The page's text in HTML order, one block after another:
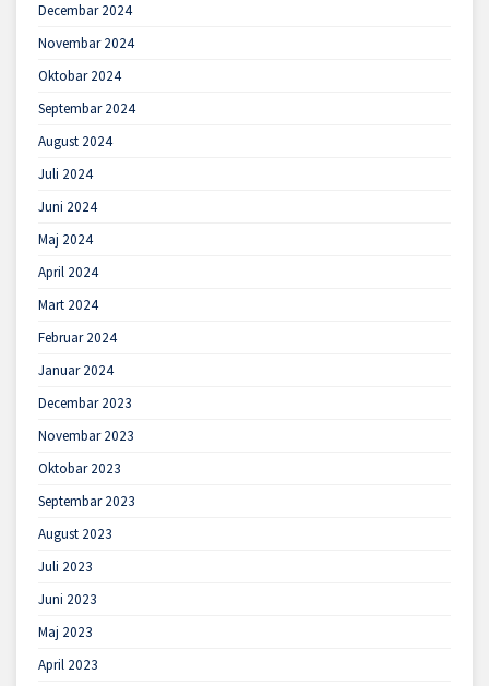
Decembar 2024
Novembar 2024
Oktobar 2024
Septembar 2024
August 2024
Juli 2024
Juni 2024
Maj 2024
April 2024
Mart 2024
Februar 2024
Januar 2024
Decembar 2023
Novembar 2023
Oktobar 2023
Septembar 2023
August 2023
Juli 2023
Juni 2023
Maj 2023
April 2023